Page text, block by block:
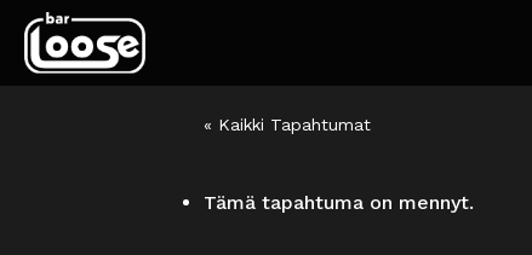
« Kaikki Tapahtumat
Tämä tapahtuma on mennyt.